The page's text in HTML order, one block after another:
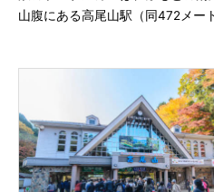
山腹にある高尾山駅（同472メー